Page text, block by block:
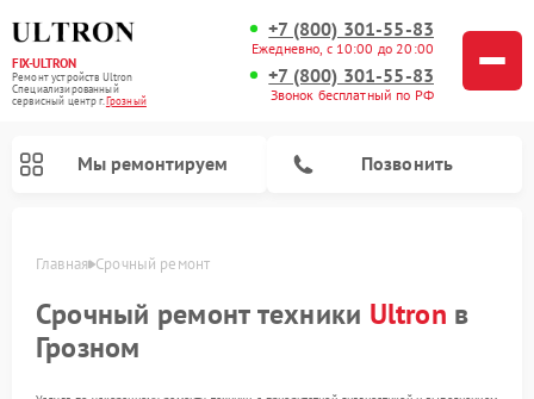
FIX-ULTRON
Ремонт устройств Ultron
Специализированный
cервисный центр г.Грозный
+7 (800) 301-55-83
Ежедневно, с 10:00 до 20:00
+7 (800) 301-55-83
Звонок бесплатный по РФ
Мы ремонтируем Позвонить
Главная Срочный ремонт
Срочный ремонт техники Ultron в
Грозном